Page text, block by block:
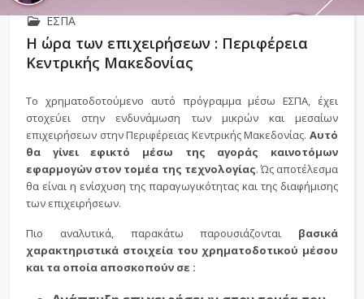
ΕΣΠΑ
Η ώρα των επιχειρήσεων : Περιφέρεια
Κεντρικής Μακεδονίας
Το χρηματοδοτούμενο αυτό πρόγραμμα μέσω ΕΣΠΑ, έχει
στοχεύει στην ενδυνάμωση των μικρών και μεσαίων
επιχειρήσεων στην Περιφέρειας Κεντρικής Μακεδονίας. Αυτό
θα γίνει εφικτό μέσω της αγοράς καινοτόμων
εφαρμογών στον τομέα της τεχνολογίας. Ώς αποτέλεσμα
θα είναι η ενίσχυση της παραγωγικότητας και της διαφήμισης
των επιχειρήσεων.
Πιο αναλυτικά, παρακάτω παρουσιάζονται βασικά
χαρακτηριστικά στοιχεία του χρηματοδοτικού μέσου
και τα οποία αποσκοπούν σε :